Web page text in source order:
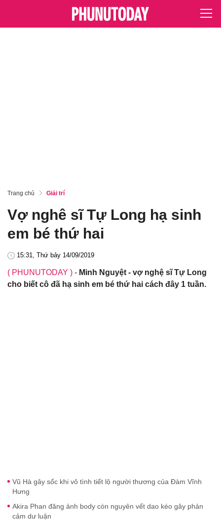
Trang chủ Giải trí
Vợ nghê sĩ Tự Long hạ sinh
em bé thứ hai
15:31, Thứ bảy 14/09/2019
( PHUNUTODAY ) - Minh Nguyệt - vợ nghệ sĩ Tự Long
cho biết cô đã hạ sinh em bé thứ hai cách đây 1 tuần.
Vũ Hà gây sốc khi vô tình tiết lộ người thương của Đàm Vĩnh
Hưng
Akira Phan đăng ảnh body còn nguyên vết dao kéo gây phản
cảm dư luận